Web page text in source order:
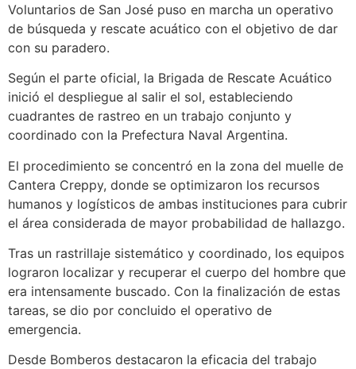
Voluntarios de San José puso en marcha un operativo
de búsqueda y rescate acuático con el objetivo de dar
con su paradero.
Según el parte oficial, la Brigada de Rescate Acuático
inició el despliegue al salir el sol, estableciendo
cuadrantes de rastreo en un trabajo conjunto y
coordinado con la Prefectura Naval Argentina.
El procedimiento se concentró en la zona del muelle de
Cantera Creppy, donde se optimizaron los recursos
humanos y logísticos de ambas instituciones para cubrir
el área considerada de mayor probabilidad de hallazgo.
Tras un rastrillaje sistemático y coordinado, los equipos
lograron localizar y recuperar el cuerpo del hombre que
era intensamente buscado. Con la finalización de estas
tareas, se dio por concluido el operativo de
emergencia.
Desde Bomberos destacaron la eficacia del trabajo